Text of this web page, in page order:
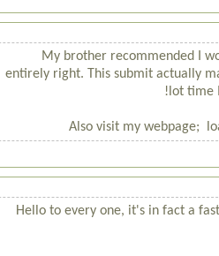
My brother recommended I
entirely right. This submit actually
lot time
Also visit my webpage;
Hello to every one, it's in fact a